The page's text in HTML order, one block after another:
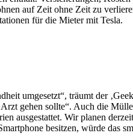
auf Zeit ohne Zeit zu
für die Mieter mit Tesla.
umgesetzt“, träumt der
gehen sollte“. Auch die
ausgestattet. Wir planen
besitzen, würde das